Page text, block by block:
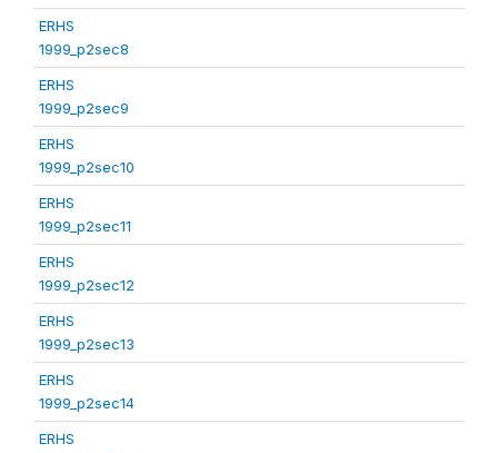
ERHS
1999_p2sec8
ERHS
1999_p2sec9
ERHS
1999_p2sec10
ERHS
1999_p2sec11
ERHS
1999_p2sec12
ERHS
1999_p2sec13
ERHS
1999_p2sec14
ERHS